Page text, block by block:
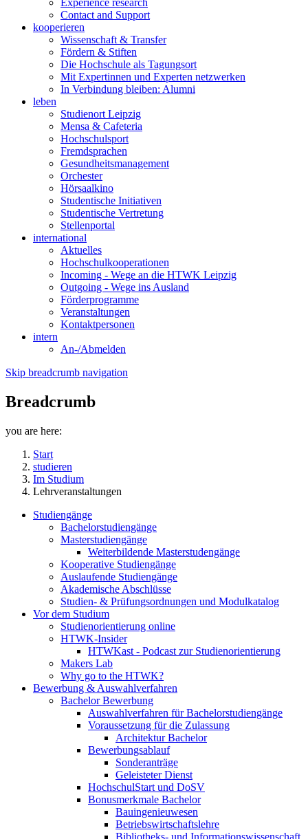
Experience research
Contact and Support
kooperieren
Wissenschaft & Transfer
Fördern & Stiften
Die Hochschule als Tagungsort
Mit Expertinnen und Experten netzwerken
In Verbindung bleiben: Alumni
leben
Studienort Leipzig
Mensa & Cafeteria
Hochschulsport
Fremdsprachen
Gesundheitsmanagement
Orchester
Hörsaalkino
Studentische Initiativen
Studentische Vertretung
Stellenportal
international
Aktuelles
Hochschulkooperationen
Incoming - Wege an die HTWK Leipzig
Outgoing - Wege ins Ausland
Förderprogramme
Veranstaltungen
Kontaktpersonen
intern
An-/Abmelden
Skip breadcrumb navigation
Breadcrumb
you are here:
Start
studieren
Im Studium
Lehrveranstaltungen
Studiengänge
Bachelorstudiengänge
Masterstudiengänge
Weiterbildende Masterstudengänge
Kooperative Studiengänge
Auslaufende Studiengänge
Akademische Abschlüsse
Studien- & Prüfungsordnungen und Modulkatalog
Vor dem Studium
Studienorientierung online
HTWK-Insider
HTWKast - Podcast zur Studienorientierung
Makers Lab
Why go to the HTWK?
Bewerbung & Auswahlverfahren
Bachelor Bewerbung
Auswahlverfahren für Bachelorstudiengänge
Voraussetzung für die Zulassung
Architektur Bachelor
Bewerbungsablauf
Sonderanträge
Geleisteter Dienst
HochschulStart und DoSV
Bonusmerkmale Bachelor
Bauingenieuwesen
Betriebswirtschaftslehre